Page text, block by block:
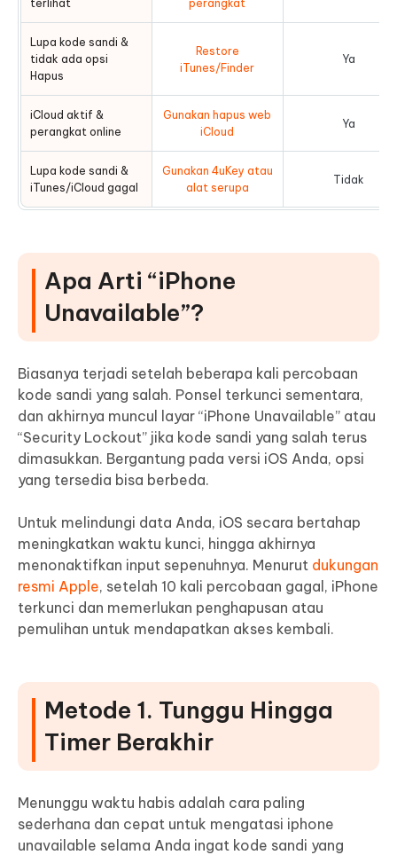
terlihat
perangkat
Lupa kode sandi &
tidak ada opsi
Hapus
Restore
iTunes/Finder
Ya
iCloud aktif &
perangkat online
Gunakan hapus web
iCloud
Ya
Lupa kode sandi &
iTunes/iCloud gagal
Gunakan 4uKey atau
alat serupa
Tidak
Apa Arti “iPhone
Unavailable”?
Biasanya terjadi setelah beberapa kali percobaan
kode sandi yang salah. Ponsel terkunci sementara,
dan akhirnya muncul layar “iPhone Unavailable” atau
“Security Lockout” jika kode sandi yang salah terus
dimasukkan. Bergantung pada versi iOS Anda, opsi
yang tersedia bisa berbeda.
Untuk melindungi data Anda, iOS secara bertahap
meningkatkan waktu kunci, hingga akhirnya
menonaktifkan input sepenuhnya. Menurut dukungan
resmi Apple, setelah 10 kali percobaan gagal, iPhone
terkunci dan memerlukan penghapusan atau
pemulihan untuk mendapatkan akses kembali.
Metode 1. Tunggu Hingga
Timer Berakhir
Menunggu waktu habis adalah cara paling
sederhana dan cepat untuk mengatasi iphone
unavailable selama Anda ingat kode sandi yang